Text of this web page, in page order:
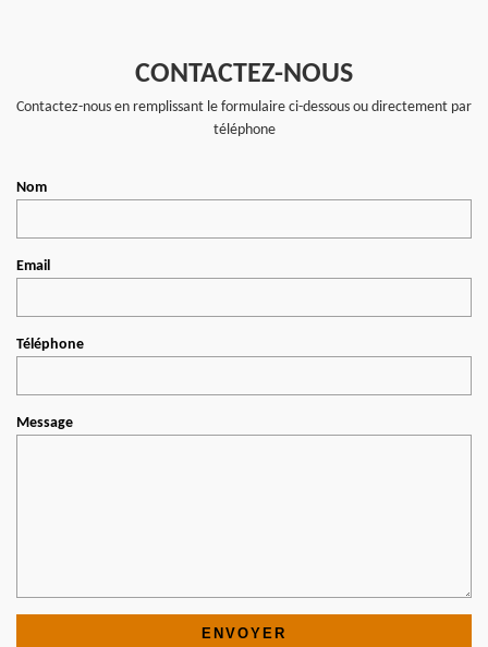
CONTACTEZ-NOUS
Contactez-nous en remplissant le formulaire ci-dessous ou directement par
téléphone
Nom
Email
Téléphone
Message